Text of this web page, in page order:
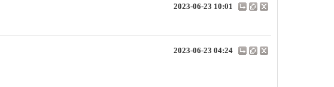
2023-06-23 10:01
2023-06-23 04:24